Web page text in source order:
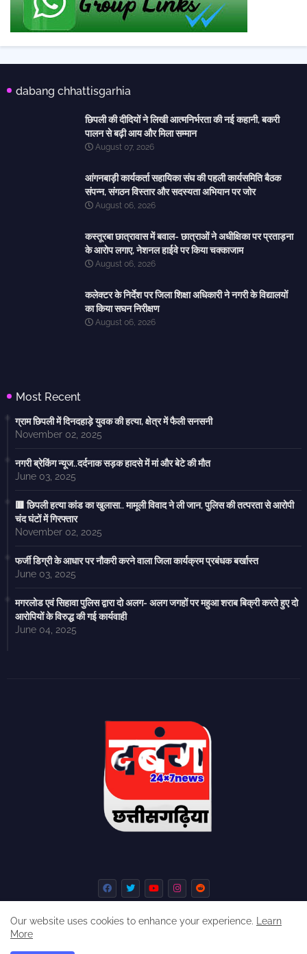
dabang chhattisgarhia
छिपली की दीदियों ने लिखी आत्मनिर्भरता की नई कहानी, बकरी
पालन से बढ़ी आय और मिला सम्मान
August 07, 2026
आंगनबाड़ी कार्यकर्ता सहायिका संघ की पहली कार्यसमिति बैठक
संपन्न, संगठन विस्तार और सदस्यता अभियान पर जोर
August 06, 2026
कस्तूरबा छात्रावास में बवाल- छात्राओं ने अधीक्षिका पर प्रताड़ना
के आरोप लगाए, नेशनल हाईवे पर किया चक्काजाम
August 06, 2026
कलेक्टर के निर्देश पर जिला शिक्षा अधिकारी ने नगरी के विद्यालयों
का किया सघन निरीक्षण
August 06, 2026
Most Recent
ग्राम छिपली में दिनदहाड़े युवक की हत्या, क्षेत्र में फैली सनसनी
November 02, 2025
नगरी ब्रेकिंग न्यूज..दर्दनाक सड़क हादसे में मां और बेटे की मौत
June 03, 2025
🟥 छिपली हत्या कांड का खुलासा.. मामूली विवाद ने ली जान, पुलिस की तत्परता से आरोपी
चंद घंटों में गिरफ्तार
November 02, 2025
फर्जी डिग्री के आधार पर नौकरी करने वाला जिला कार्यक्रम प्रबंधक बर्खास्त
June 03, 2025
मगरलोड एवं सिहावा पुलिस द्वारा दो अलग- अलग जगहों पर महुआ शराब बिक्री करते हुए दो
आरोपियों के विरुद्ध की गई कार्यवाही
June 04, 2025
Our website uses cookies to enhance your experience.
Learn
More